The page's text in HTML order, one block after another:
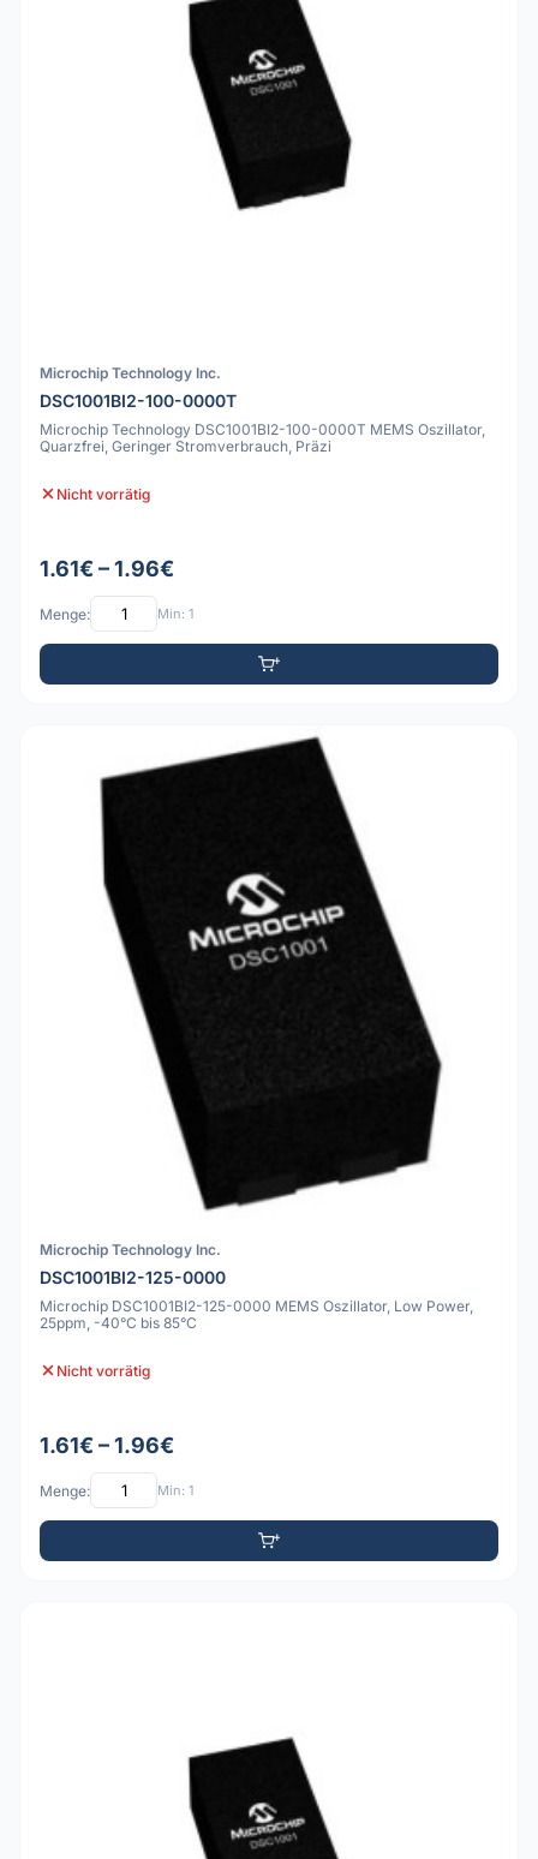
Microchip Technology Inc.
DSC1001BI2-100-0000T
Microchip Technology DSC1001BI2-100-0000T MEMS Oszillator,
Quarzfrei, Geringer Stromverbrauch, Präzi
Nicht vorrätig
1.61€ – 1.96€
Menge: Min: 1
Microchip Technology Inc.
DSC1001BI2-125-0000
Microchip DSC1001BI2-125-0000 MEMS Oszillator, Low Power,
25ppm, -40°C bis 85°C
Nicht vorrätig
1.61€ – 1.96€
Menge: Min: 1